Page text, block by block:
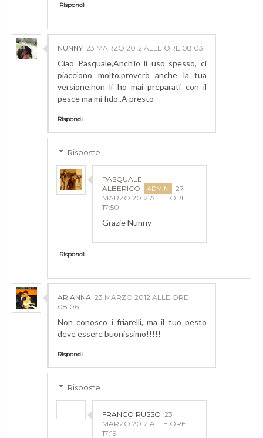
Rispondi
NUNNY 23 MARZO 2012 ALLE ORE 08:03
Ciao Pasquale,Anch'io li uso spesso, ci
piacciono molto,proverò anche la tua
versione,non li ho mai preparati con il
pesce ma mi fido..A presto
Rispondi
Risposte
PASQUALE
ALBERICO
27
MARZO 2012 ALLE ORE
17:50
Grazie Nunny
Rispondi
ARIANNA 23 MARZO 2012 ALLE ORE
08:06
Non conosco i friarelli, ma il tuo pesto
deve essere buonissimo!!!!!
Rispondi
Risposte
FRANCO RUSSO 23
MARZO 2012 ALLE ORE
17:19